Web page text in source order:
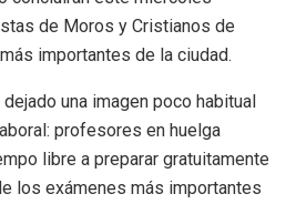
de Moros y Cristianos de
importantes de la ciudad.
una imagen poco habitual
profesores en huelga
libre a preparar gratuitamente
los exámenes más importantes